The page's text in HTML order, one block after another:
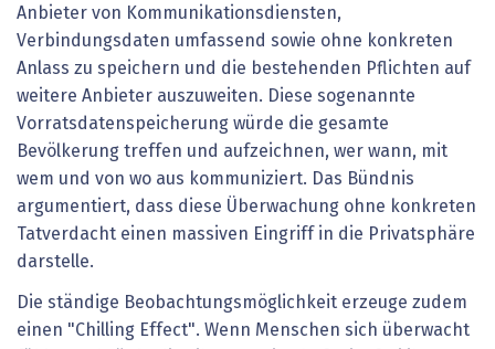
Anbieter von Kommunikationsdiensten,
Verbindungsdaten umfassend sowie ohne konkreten
Anlass zu speichern und die bestehenden Pflichten auf
weitere Anbieter auszuweiten. Diese sogenannte
Vorratsdatenspeicherung würde die gesamte
Bevölkerung treffen und aufzeichnen, wer wann, mit
wem und von wo aus kommuniziert. Das Bündnis
argumentiert, dass diese Überwachung ohne konkreten
Tatverdacht einen massiven Eingriff in die Privatsphäre
darstelle.
Die ständige Beobachtungsmöglichkeit erzeuge zudem
einen "Chilling Effect". Wenn Menschen sich überwacht